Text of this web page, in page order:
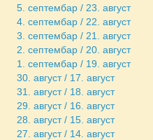
5. септембар / 23. август
4. септембар / 22. август
3. септембар / 21. август
2. септембар / 20. август
1. септембар / 19. август
30. август / 17. август
31. август / 18. август
29. август / 16. август
28. август / 15. август
27. август / 14. август